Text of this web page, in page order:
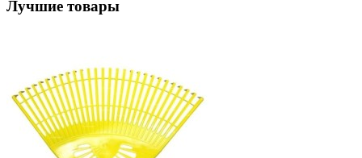
Лучшие товары